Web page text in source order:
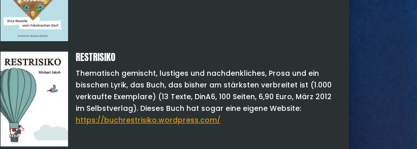
RESTRISIKO
Thematisch gemischt, lustiges und nachdenkliches, Prosa und ein
bisschen Lyrik, das Buch, das bisher am stärksten verbreitet ist (1.000
verkaufte Exemplare) (13 Texte, DinA6, 100 Seiten, 6,90 Euro, März 2012
im Selbstverlag). Dieses Buch hat sogar eine eigene Website:
https://buchrestrisiko.wordpress.com/